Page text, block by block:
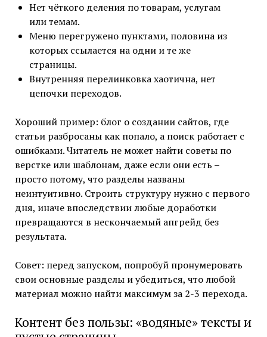
Нет чёткого деления по товарам, услугам
или темам.
Меню перегружено пунктами, половина из
которых ссылается на одни и те же
страницы.
Внутренняя перелинковка хаотична, нет
цепочки переходов.
Хороший пример: блог о создании сайтов, где
статьи разбросаны как попало, а поиск работает с
ошибками. Читатель не может найти советы по
верстке или шаблонам, даже если они есть –
просто потому, что разделы названы
неинтуитивно. Строить структуру нужно с первого
дня, иначе впоследствии любые доработки
превращаются в нескончаемый апгрейд без
результата.
Совет: перед запуском, попробуй пронумеровать
свои основные разделы и убедиться, что любой
материал можно найти максимум за 2-3 перехода.
Контент без пользы: «водяные» тексты и